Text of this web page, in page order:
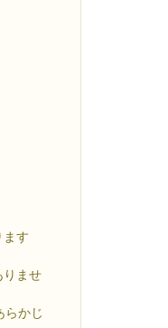
す
りませ
らかじ